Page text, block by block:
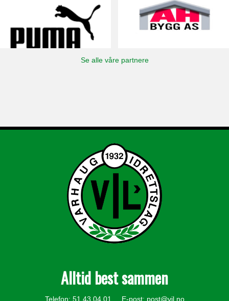
Se alle våre partnere
Alltid best sammen
Telefon: 51 43 04 01 E-post: post@vil.no